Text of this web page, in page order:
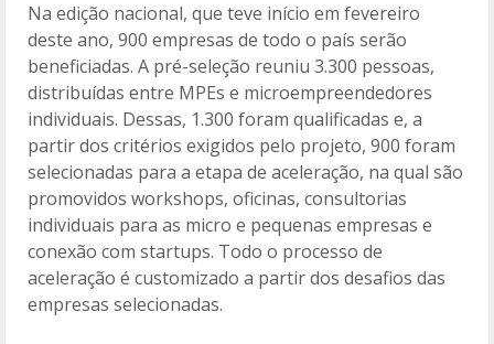
Na edição nacional, que teve início em fevereiro
deste ano, 900 empresas de todo o país serão
beneficiadas. A pré-seleção reuniu 3.300 pessoas,
distribuídas entre MPEs e microempreendedores
individuais. Dessas, 1.300 foram qualificadas e, a
partir dos critérios exigidos pelo projeto, 900 foram
selecionadas para a etapa de aceleração, na qual são
promovidos workshops, oficinas, consultorias
individuais para as micro e pequenas empresas e
conexão com startups. Todo o processo de
aceleração é customizado a partir dos desafios das
empresas selecionadas.